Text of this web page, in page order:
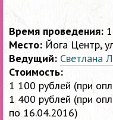
Время проведения:
Место: Йога Центр,
Ведущий: Светлана
Стоимость:
1 100 рублей (при
1 400 рублей (при
по 16.04.2016)